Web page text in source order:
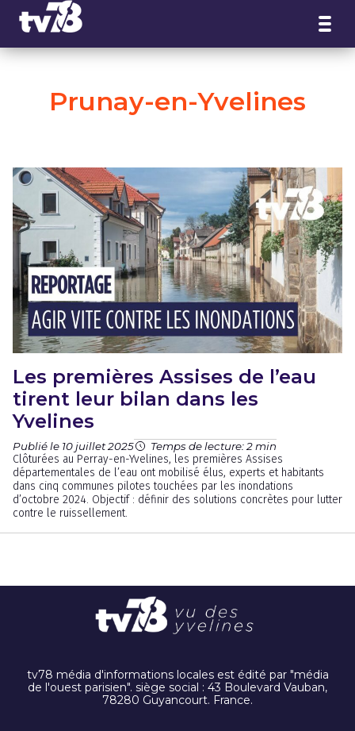
Prunay-en-Yvelines
Les premières Assises de l’eau
tirent leur bilan dans les
Yvelines
Publié le 10 juillet 2025 Temps de lecture: 2 min
Clôturées au Perray-en-Yvelines, les premières Assises
départementales de l’eau ont mobilisé élus, experts et habitants
dans cinq communes pilotes touchées par les inondations
d’octobre 2024. Objectif : définir des solutions concrètes pour lutter
contre le ruissellement.
tv78 média d'informations locales est édité par "média
de l'ouest parisien". siège social : 43 Boulevard Vauban,
78280 Guyancourt. France.
Panneau de gestion des cookies